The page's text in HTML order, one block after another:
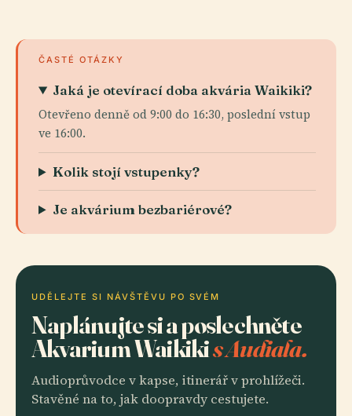
ČASTÉ OTÁZKY
Jaká je otevírací doba akvária Waikiki?
Otevřeno denně od 9:00 do 16:30, poslední vstup
ve 16:00.
Kolik stojí vstupenky?
Je akvárium bezbariérové?
UDĚLEJTE SI NÁVŠTĚVU PO SVÉM
Naplánujte si a poslechněte
Akvarium Waikikis Audiala.
Audioprůvodce v kapse, itinerář v prohlížeči.
Stavěné na to, jak doopravdy cestujete.